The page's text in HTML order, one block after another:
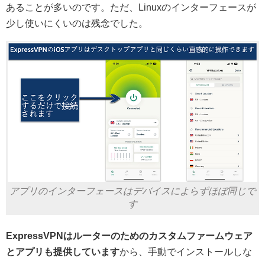
あることが多いのです。ただ、Linuxのインターフェースが
少し使いにくいのは残念でした。
アプリのインターフェースはデバイスによらずほぼ同じで
す
ExpressVPNはルーターのためのカスタムファームウェア
とアプリも提供していますから、手動でインストールしな